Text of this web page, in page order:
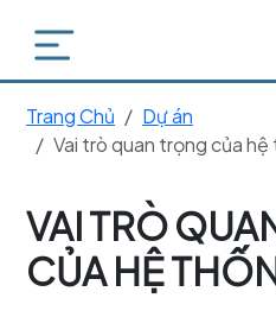
Trang Chủ
Dự án
Vai trò quan trọng của
VAI TRÒ
CỦA HỆ